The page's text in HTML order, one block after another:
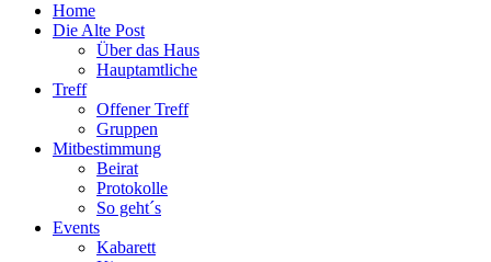
Home
Die Alte Post
Über das Haus
Hauptamtliche
Treff
Offener Treff
Gruppen
Mitbestimmung
Beirat
Protokolle
So geht´s
Events
Kabarett